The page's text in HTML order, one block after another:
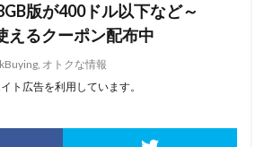
版が400ドル以下など～
えるクーポン配布中
, オトクな情報
ト広告を利用しています。